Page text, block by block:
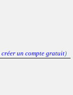
créer un compte gratuit)